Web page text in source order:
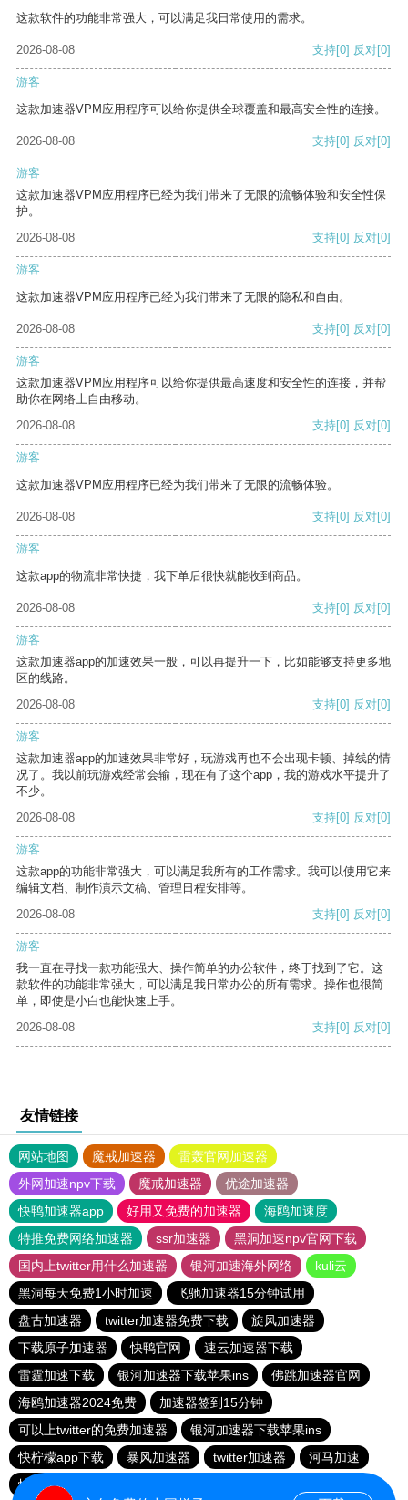
这款软件的功能非常强大，可以满足我日常使用的需求。
2026-08-08 支持[0] 反对[0]
游客
这款加速器VPM应用程序可以给你提供全球覆盖和最高安全性的连接。
2026-08-08 支持[0] 反对[0]
游客
这款加速器VPM应用程序已经为我们带来了无限的流畅体验和安全性保
护。
2026-08-08
支持[0] 反对[0]
游客
这款加速器VPM应用程序已经为我们带来了无限的隐私和自由。
2026-08-08 支持[0] 反对[0]
游客
这款加速器VPM应用程序可以给你提供最高速度和安全性的连接，并帮
助你在网络上自由移动。
2026-08-08
支持[0] 反对[0]
游客
这款加速器VPM应用程序已经为我们带来了无限的流畅体验。
2026-08-08 支持[0] 反对[0]
游客
这款app的物流非常快捷，我下单后很快就能收到商品。
2026-08-08 支持[0] 反对[0]
游客
这款加速器app的加速效果一般，可以再提升一下，比如能够支持更多地
区的线路。
2026-08-08
支持[0] 反对[0]
游客
这款加速器app的加速效果非常好，玩游戏再也不会出现卡顿、掉线的情
况了。我以前玩游戏经常会输，现在有了这个app，我的游戏水平提升了
不少。
2026-08-08
支持[0] 反对[0]
游客
这款app的功能非常强大，可以满足我所有的工作需求。我可以使用它来
编辑文档、制作演示文稿、管理日程安排等。
2026-08-08
支持[0] 反对[0]
游客
我一直在寻找一款功能强大、操作简单的办公软件，终于找到了它。这
款软件的功能非常强大，可以满足我日常办公的所有需求。操作也很简
单，即使是小白也能快速上手。
2026-08-08
支持[0] 反对[0]
友情链接
网站地图 魔戒加速器
雷轰官网加速器
外网加速npv下载
魔戒加速器
优途加速器
快鸭加速器app
好用又免费的加速器
海鸥加速度
特推免费网络加速器
ssr加速器
黑洞加速npv官网下载
国内上twitter用什么加速器
银河加速海外网络
kuli云
黑洞每天免费1小时加速
飞驰加速器15分钟试用
盘古加速器
twitter加速器免费下载
旋风加速器
下载原子加速器
快鸭官网
速云加速器下载
雷霆加速下载
银河加速器下载苹果ins
佛跳加速器官网
海鸥加速器2024免费
加速器签到15分钟
可以上twitter的免费加速器
银河加速器下载苹果ins
快柠檬app下载
暴风加速器 twitter加速器
河马加速
快柠檬官网